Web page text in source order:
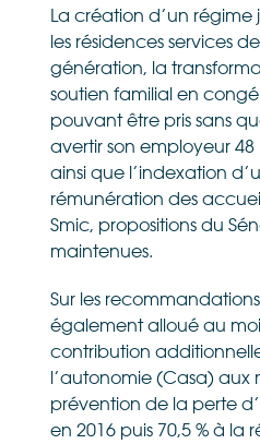
La création d’un
les résidences services
génération, la
soutien familial en
pouvant être pris sans
avertir son employeur
ainsi que l’indexation
rémunération des
Smic, propositions du
maintenues.
Sur les
également alloué au
contribution
l’autonomie (Casa) aux
prévention de la perte
en 2016 puis 70,5 % à la